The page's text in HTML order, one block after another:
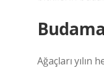
Ağaçları yılın